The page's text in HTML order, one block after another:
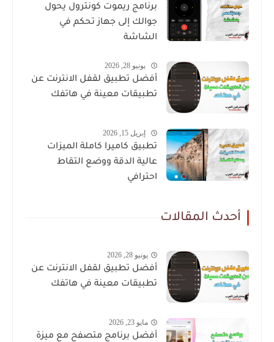
برنامج ريموت كونترول يحول
جوالك إلى جهاز تحكم في
الشاشة
يونيو 28, 2026
أفضل تطبيق لقفل الانترنت عن
تطبيقات معينة في هاتفك
إبريل 15, 2026
تطبيق كاميرا كاملة الميزات
عالية الدقة ووضع التقاط
احترافي
أحدث المقالات
يونيو 28, 2026
أفضل تطبيق لقفل الانترنت عن
تطبيقات معينة في هاتفك
مايو 23, 2026
أفضل برنامج متصفح مع ميزة